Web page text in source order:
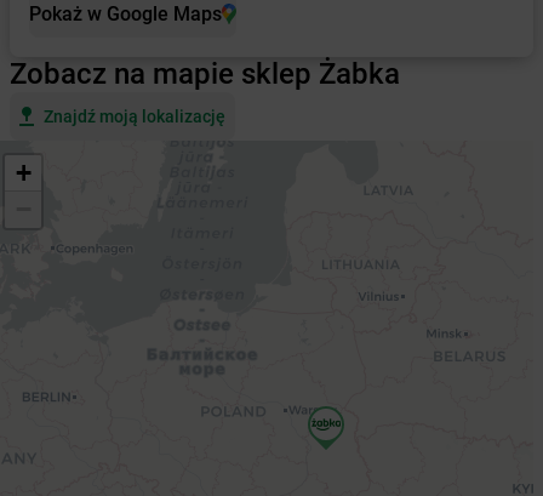
Pokaż w Google Maps
Zobacz na mapie sklep Żabka
Znajdź moją lokalizację
+